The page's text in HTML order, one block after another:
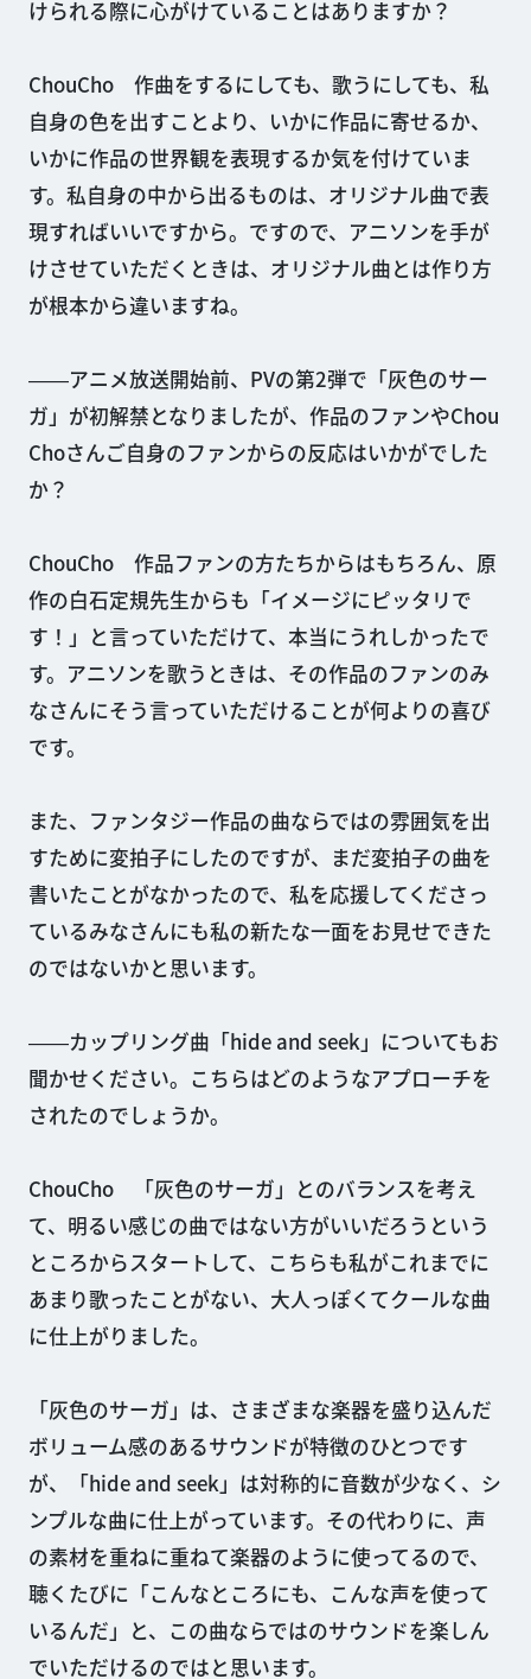
けられる際に心がけていることはありますか？
ChouCho 作曲をするにしても、歌うにしても、私
自身の色を出すことより、いかに作品に寄せるか、
いかに作品の世界観を表現するか気を付けていま
す。私自身の中から出るものは、オリジナル曲で表
現すればいいですから。ですので、アニソンを手が
けさせていただくときは、オリジナル曲とは作り方
が根本から違いますね。
――アニメ放送開始前、PVの第2弾で「灰色のサー
ガ」が初解禁となりましたが、作品のファンやChou
Choさんご自身のファンからの反応はいかがでした
か？
ChouCho 作品ファンの方たちからはもちろん、原
作の白石定規先生からも「イメージにピッタリで
す！」と言っていただけて、本当にうれしかったで
す。アニソンを歌うときは、その作品のファンのみ
なさんにそう言っていただけることが何よりの喜び
です。
また、ファンタジー作品の曲ならではの雰囲気を出
すために変拍子にしたのですが、まだ変拍子の曲を
書いたことがなかったので、私を応援してくださっ
ているみなさんにも私の新たな一面をお見せできた
のではないかと思います。
――カップリング曲「hide and seek」についてもお
聞かせください。こちらはどのようなアプローチを
されたのでしょうか。
ChouCho 「灰色のサーガ」とのバランスを考え
て、明るい感じの曲ではない方がいいだろうという
ところからスタートして、こちらも私がこれまでに
あまり歌ったことがない、大人っぽくてクールな曲
に仕上がりました。
「灰色のサーガ」は、さまざまな楽器を盛り込んだ
ボリューム感のあるサウンドが特徴のひとつです
が、「hide and seek」は対称的に音数が少なく、シ
ンプルな曲に仕上がっています。その代わりに、声
の素材を重ねに重ねて楽器のように使ってるので、
聴くたびに「こんなところにも、こんな声を使って
いるんだ」と、この曲ならではのサウンドを楽しん
でいただけるのではと思います。